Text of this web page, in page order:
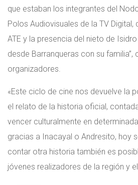
que estaban los integrantes del
Polos Audiovisuales de la TV Digital,
ATE y la presencia del nieto de
desde Barranqueras con su familia”,
organizadores.
«Este ciclo de cine nos devuelve la
el relato de la historia oficial,
vencer culturalmente en
gracias a Inacayal o Andresito, hoy
contar otra historia también es
jóvenes realizadores de la región y